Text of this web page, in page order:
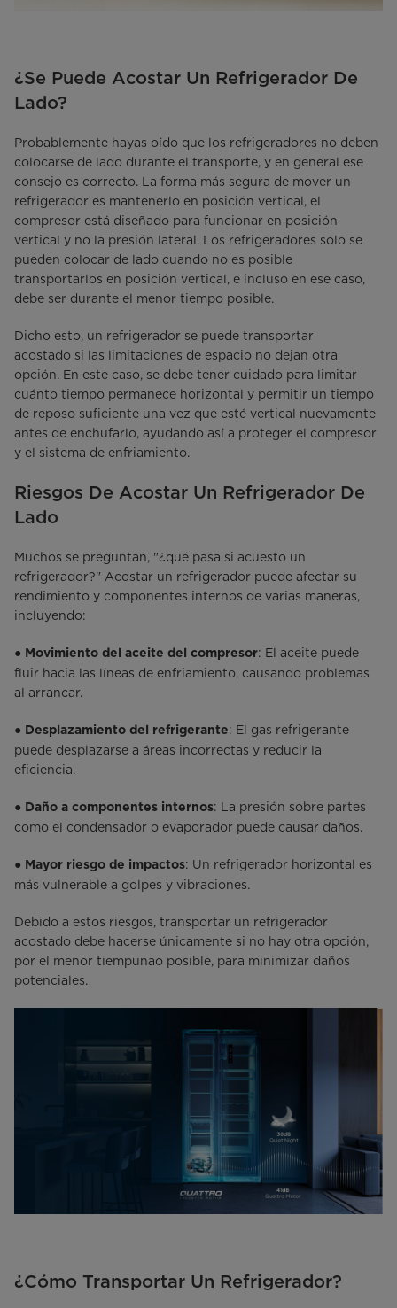
¿Se Puede Acostar Un Refrigerador De
Lado?
Probablemente hayas oído que los refrigeradores no deben
colocarse de lado durante el transporte, y en general ese
consejo es correcto. La forma más segura de mover un
refrigerador es mantenerlo en posición vertical, el
compresor está diseñado para funcionar en posición
vertical y no la presión lateral. Los refrigeradores solo se
pueden colocar de lado cuando no es posible
transportarlos en posición vertical, e incluso en ese caso,
debe ser durante el menor tiempo posible.
Dicho esto, un refrigerador se puede transportar
acostado si las limitaciones de espacio no dejan otra
opción. En este caso, se debe tener cuidado para limitar
cuánto tiempo permanece horizontal y permitir un tiempo
de reposo suficiente una vez que esté vertical nuevamente
antes de enchufarlo, ayudando así a proteger el compresor
y el sistema de enfriamiento.
Riesgos De Acostar Un Refrigerador De
Lado
Muchos se preguntan, "¿qué pasa si acuesto un
refrigerador?" Acostar un refrigerador puede afectar su
rendimiento y componentes internos de varias maneras,
incluyendo:
● Movimiento del aceite del compresor: El aceite puede
fluir hacia las líneas de enfriamiento, causando problemas
al arrancar.
● Desplazamiento del refrigerante: El gas refrigerante
puede desplazarse a áreas incorrectas y reducir la
eficiencia.
● Daño a componentes internos: La presión sobre partes
como el condensador o evaporador puede causar daños.
● Mayor riesgo de impactos: Un refrigerador horizontal es
más vulnerable a golpes y vibraciones.
Debido a estos riesgos, transportar un refrigerador
acostado debe hacerse únicamente si no hay otra opción,
por el menor tiempunao posible, para minimizar daños
potenciales.
¿Cómo Transportar Un Refrigerador?